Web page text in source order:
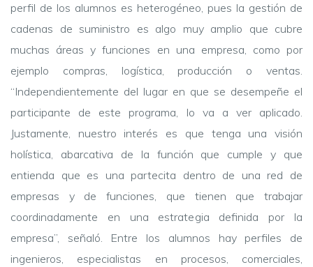
perfil de los alumnos es heterogéneo, pues la gestión de
cadenas de suministro es algo muy amplio que cubre
muchas áreas y funciones en una empresa, como por
ejemplo compras, logística, producción o ventas.
“Independientemente del lugar en que se desempeñe el
participante de este programa, lo va a ver aplicado.
Justamente, nuestro interés es que tenga una visión
holística, abarcativa de la función que cumple y que
entienda que es una partecita dentro de una red de
empresas y de funciones, que tienen que trabajar
coordinadamente en una estrategia definida por la
empresa”, señaló. Entre los alumnos hay perfiles de
ingenieros, especialistas en procesos, comerciales,